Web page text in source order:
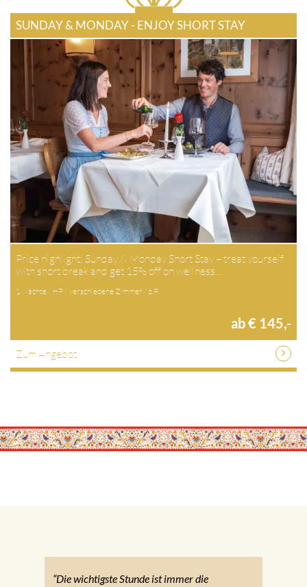
SUNDAY & MONDAY - ENJOY SHORT STAY
Price highlight: Sunday & Monday Short Stay – treat yourself
with short break and get 15% off on wellness…
1 Nächte / HP / verschiedene Zimmer / p.P.
ab € 145,-
Zum Angebot
“Die wichtigste Stunde ist immer die